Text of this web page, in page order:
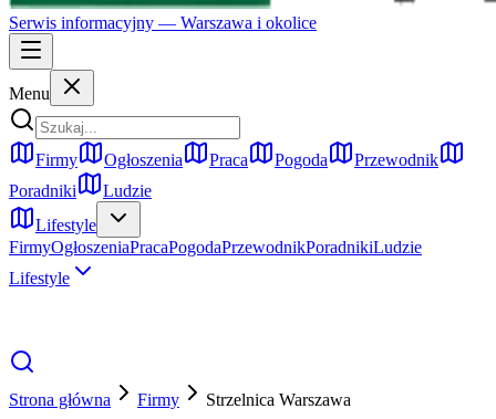
Serwis informacyjny — Warszawa i okolice
Menu
Firmy Ogłoszenia Praca Pogoda
Przewodnik
Poradniki
Ludzie
Lifestyle
FirmyOgłoszeniaPracaPogodaPrzewodnikPoradnikiLudzie
Lifestyle
Strona główna Firmy Strzelnica Warszawa